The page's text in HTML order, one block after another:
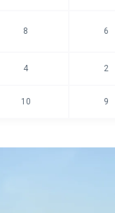
8 6
4 2
10 9